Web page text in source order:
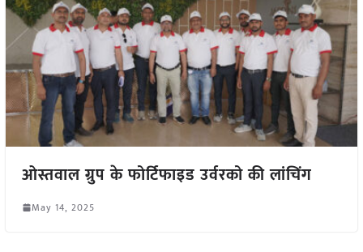
ओस्तवाल ग्रुप के फोर्टिफाइड उर्वरको की लांचिंग
May 14, 2025